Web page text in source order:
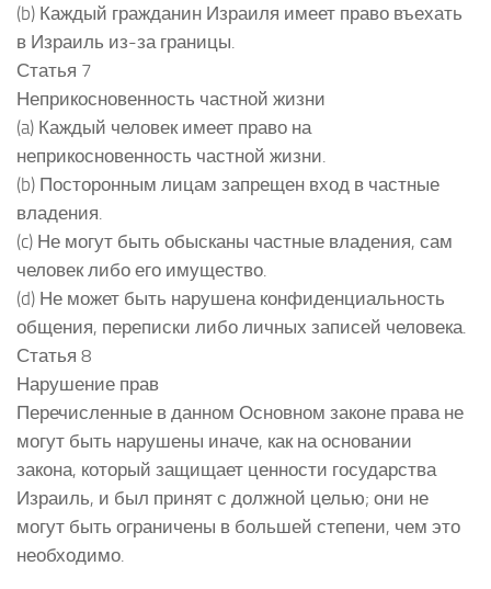
(b) Каждый гражданин Израиля имеет право въехать
в Израиль из-за границы.
Статья 7
Неприкосновенность частной жизни
(a) Каждый человек имеет право на
неприкосновенность частной жизни.
(b) Посторонным лицам запрещен вход в частные
владения.
(c) Не могут быть обысканы частные владения, сам
человек либо его имущество.
(d) Не может быть нарушена конфиденциальность
общения, переписки либо личных записей человека.
Статья 8
Нарушение прав
Перечисленные в данном Основном законе права не
могут быть нарушены иначе, как на основании
закона, который защищает ценности государства
Израиль, и был принят с должной целью; они не
могут быть ограничены в большей степени, чем это
необходимо.